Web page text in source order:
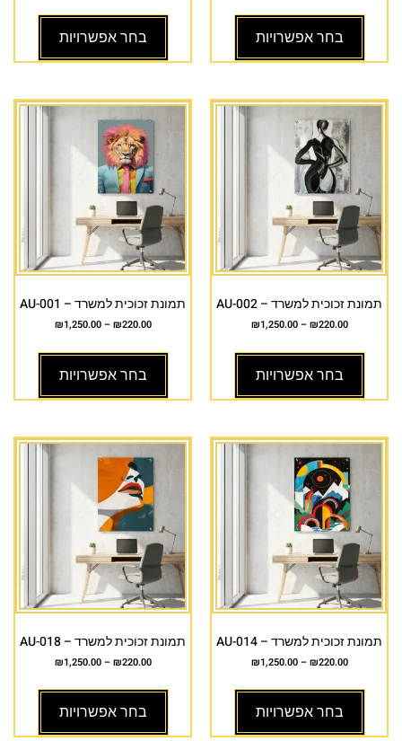
בחר אפשרויות בחר אפשרויות
תמונת זכוכית למשרד – AU-002
₪220.00
–
₪1,250.00
בחר אפשרויות
תמונת זכוכית למשרד – AU-001
₪220.00
–
₪1,250.00
בחר אפשרויות
תמונת זכוכית למשרד – AU-014
₪220.00
–
₪1,250.00
בחר אפשרויות
תמונת זכוכית למשרד – AU-018
₪220.00
–
₪1,250.00
בחר אפשרויות